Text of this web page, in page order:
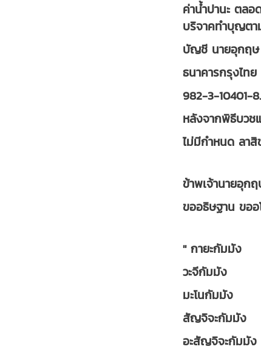
ค่าน้ำปานะ ตลอ
บริจาคทำบุญตา
บัญชี นายอุกฤษ
ธนาคารกรุงไทย
982-3-10401-8.
หลังจากพิธีบวช
ไม่มีกำหนด ลาสิ
ข้าพเจ้านายอุก
ขออธิษฐาน ขอ
" กายะกัมมัง
วะจีกัมมัง
มะโนกัมมัง
สัญจิจะกัมมัง
อะสัญจิจะกัมมัง